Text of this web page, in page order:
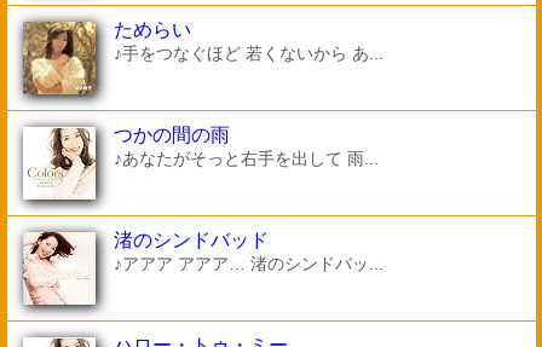
ためらい
♪手をつなぐほど 若くないから あ...
つかの間の雨
♪あなたがそっと右手を出して 雨...
渚のシンドバッド
♪アアア アアア… 渚のシンドバッ...